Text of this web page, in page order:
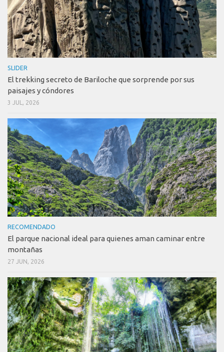
SLIDER
El trekking secreto de Bariloche que sorprende por sus
paisajes y cóndores
3 JUL, 2026
RECOMENDADO
El parque nacional ideal para quienes aman caminar entre
montañas
27 JUN, 2026